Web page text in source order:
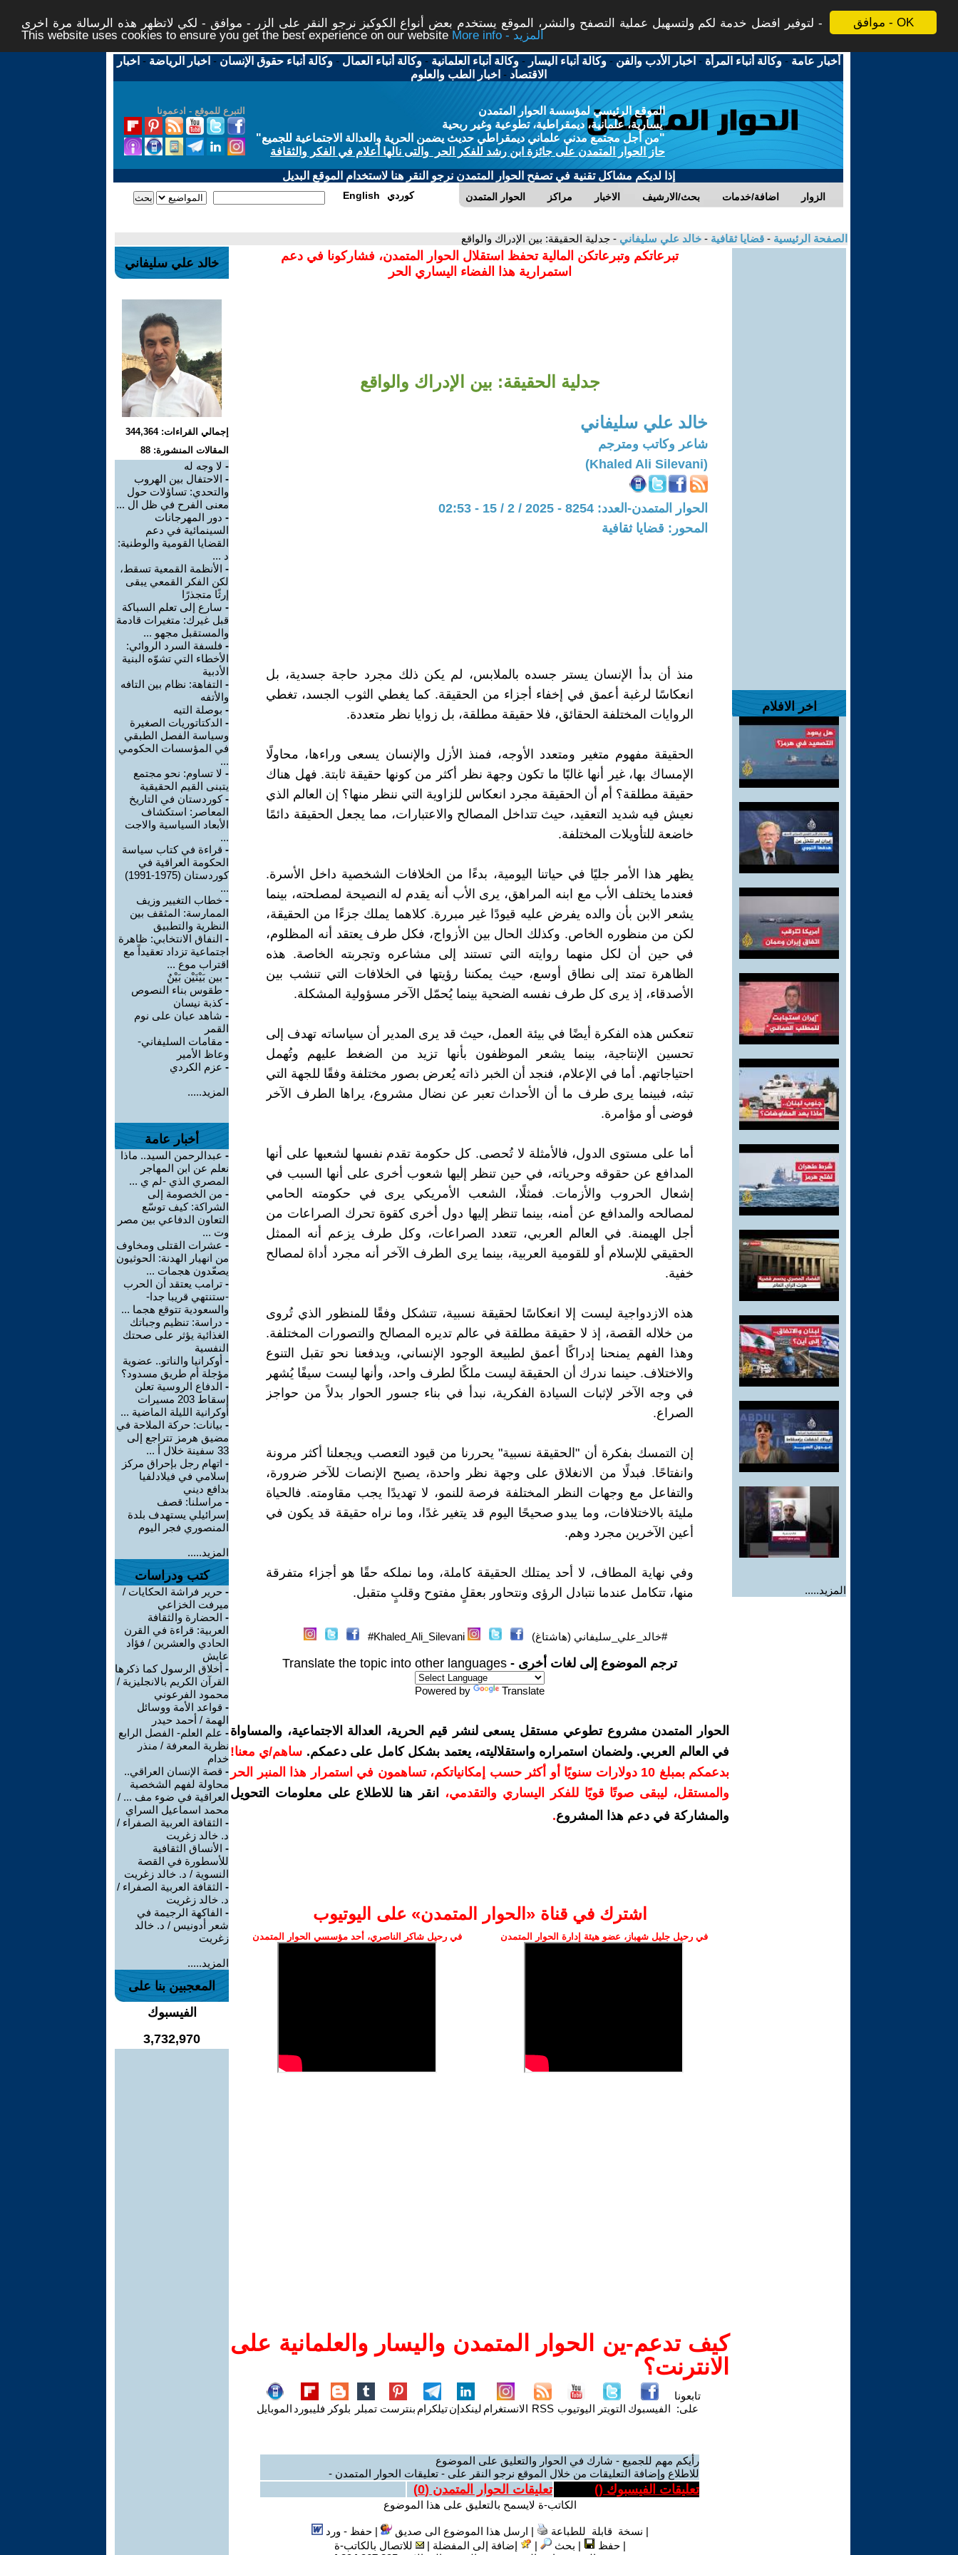
موافق - OK
لتوفير افضل خدمة لكم ولتسهيل عملية التصفح والنشر، الموقع يستخدم بعض أنواع الكوكيز نرجو النقر على الزر - موافق - لكي لاتظهر هذه الرسالة مرة اخرى -
This website uses cookies to ensure you get the best experience on our website
More info - المزيد
أخبار عامة -وكالة أنباء المرأة - اخبار الأدب والفن -وكالة أنباء اليسار -وكالة أنباء العلمانية -وكالة أنباء العمال -وكالة أنباء حقوق الإنسان - اخبار الرياضة - اخبار
الاقتصاد - اخبار الطب والعلوم
التبرع للموقع - ادعمونا
الموقع الرئيسي لمؤسسة الحوار المتمدن
يسارية، علمانية، ديمقراطية، تطوعية وغير ربحية
"من أجل مجتمع مدني علماني ديمقراطي حديث يضمن الحرية والعدالة الاجتماعية للجميع"
حاز الحوار المتمدن على جائزة ابن رشد للفكر الحر والتى نالها أعلام في الفكر والثقافة
إذا لديكم مشاكل تقنية في تصفح الحوار المتمدن نرجو النقر هنا لاستخدام الموقع البديل
الحوار المتمدن مراكز الاخبار بحث/الارشيف اضافة/خدمات الزوار English كوردي
الصفحة الرئيسية - قضايا ثقافية - خالد علي سليفاني - جدلية الحقيقة: بين الإدراك والواقع
اخر الافلام
المزيد.....
تبرعاتكم وتبرعاتكن المالية تحفظ استقلال الحوار المتمدن، فشاركونا في دعم
استمرارية هذا الفضاء اليساري الحر
جدلية الحقيقة: بين الإدراك والواقع
خالد علي سليفاني
شاعر وكاتب ومترجم
(Khaled Ali Silevani)
الحوار المتمدن-العدد: 8254 - 2025 / 2 / 15 - 02:53
المحور: قضايا ثقافية
منذ أن بدأ الإنسان يستر جسده بالملابس، لم يكن ذلك مجرد حاجة جسدية، بل
انعكاسًا لرغبة أعمق في إخفاء أجزاء من الحقيقة. كما يغطي الثوب الجسد، تغطي
الروايات المختلفة الحقائق، فلا حقيقة مطلقة، بل زوايا نظر متعددة.
الحقيقة مفهوم متغير ومتعدد الأوجه، فمنذ الأزل والإنسان يسعى وراءها، محاولًا
الإمساك بها، غير أنها غالبًا ما تكون وجهة نظر أكثر من كونها حقيقة ثابتة. فهل هناك
حقيقة مطلقة؟ أم أن الحقيقة مجرد انعكاس للزاوية التي ننظر منها؟ إن العالم الذي
نعيش فيه شديد التعقيد، حيث تتداخل المصالح والاعتبارات، مما يجعل الحقيقة دائمًا
خاضعة للتأويلات المختلفة.
يظهر هذا الأمر جليًا في حياتنا اليومية، بدءًا من الخلافات الشخصية داخل الأسرة.
فعندما يختلف الأب مع ابنه المراهق، يرى الأب أنه يقدم له النصيحة لمصلحته، بينما
يشعر الابن بأن والده يفرض عليه قيودًا غير مبررة. كلاهما يملك جزءًا من الحقيقة،
لكن من منظوره الخاص. وكذلك الحال بين الأزواج، فكل طرف يعتقد أنه المظلوم،
في حين أن لكل منهما روايته التي تستند إلى مشاعره وتجربته الخاصة. هذه
الظاهرة تمتد إلى نطاق أوسع، حيث يمكننا رؤيتها في الخلافات التي تنشب بين
الأصدقاء، إذ يرى كل طرف نفسه الضحية بينما يُحمّل الآخر مسؤولية المشكلة.
تنعكس هذه الفكرة أيضًا في بيئة العمل، حيث قد يرى المدير أن سياساته تهدف إلى
تحسين الإنتاجية، بينما يشعر الموظفون بأنها تزيد من الضغط عليهم وتُهمل
احتياجاتهم. أما في الإعلام، فنجد أن الخبر ذاته يُعرض بصور مختلفة وفقًا للجهة التي
تبثه، فبينما يرى طرف ما أن الأحداث تعبر عن نضال مشروع، يراها الطرف الآخر
فوضى أو مؤامرة.
أما على مستوى الدول، فالأمثلة لا تُحصى. كل حكومة تقدم نفسها لشعبها على أنها
المدافع عن حقوقه وحرياته، في حين تنظر إليها شعوب أخرى على أنها السبب في
إشعال الحروب والأزمات. فمثلًا، الشعب الأمريكي يرى في حكومته الحامي
لمصالحه والمدافع عن أمنه، بينما تنظر إليها دول أخرى كقوة تحرك الصراعات من
أجل الهيمنة. في العالم العربي، تتعدد الصراعات، وكل طرف يزعم أنه الممثل
الحقيقي للإسلام أو للقومية العربية، بينما يرى الطرف الآخر أنه مجرد أداة لمصالح
خفية.
هذه الازدواجية ليست إلا انعكاسًا لحقيقة نسبية، تتشكل وفقًا للمنظور الذي تُروى
من خلاله القصة، إذ لا حقيقة مطلقة في عالم تديره المصالح والتصورات المختلفة.
وهذا الفهم يمنحنا إدراكًا أعمق لطبيعة الوجود الإنساني، ويدفعنا نحو تقبل التنوع
والاختلاف. حينما ندرك أن الحقيقة ليست ملكًا لطرف واحد، وأنها ليست سيفًا يُشهر
في وجه الآخر لإثبات السيادة الفكرية، نبدأ في بناء جسور الحوار بدلاً من حواجز
الصراع.
إن التمسك بفكرة أن "الحقيقة نسبية" يحررنا من قيود التعصب ويجعلنا أكثر مرونة
وانفتاحًا. فبدلًا من الانغلاق على وجهة نظر واحدة، يصبح الإنصات للآخر ضرورة،
والتفاعل مع وجهات النظر المختلفة فرصة للنمو، لا تهديدًا يجب مقاومته. فالحياة
مليئة بالاختلافات، وما يبدو صحيحًا اليوم قد يتغير غدًا، وما نراه حقيقة قد يكون في
أعين الآخرين مجرد وهم.
وفي نهاية المطاف، لا أحد يمتلك الحقيقة كاملة، وما نملكه حقًا هو أجزاء متفرقة
منها، تتكامل عندما نتبادل الرؤى ونتحاور بعقلٍ مفتوح وقلبٍ متقبل.
#خالد_علي_سليفاني (هاشتاغ) Khaled_Ali_Silevani#
ترجم الموضوع إلى لغات أخرى - Translate the topic into other languages
Powered by Translate
الحوار المتمدن مشروع تطوعي مستقل يسعى لنشر قيم الحرية، العدالة الاجتماعية، والمساواة
في العالم العربي. ولضمان استمراره واستقلاليته، يعتمد بشكل كامل على دعمكم. ساهم/ي معنا!
بدعمكم بمبلغ 10 دولارات سنويًا أو أكثر حسب إمكانياتكم، تساهمون في استمرار هذا المنبر الحر
والمستقل، ليبقى صوتًا قويًا للفكر اليساري والتقدمي،
انقر هنا للاطلاع على معلومات التحويل
والمشاركة في دعم هذا المشروع.
اشترك في قناة ‫«الحوار المتمدن» على اليوتيوب
في رحيل جليل شهباز، عضو هيئة إدارة الحوار المتمدن في رحيل شاكر الناصري، أحد مؤسسي الحوار المتمدن
كيف تدعم-ين الحوار المتمدن واليسار والعلمانية على
الانترنت؟
تابعونا
على: الفيسبوك التويتر اليوتيوب RSS الانستغرام لينكدإنتيلكرام بنترست تمبلر بلوكر فليبورد الموبايل
رأيكم مهم للجميع - شارك في الحوار والتعليق على الموضوع
للاطلاع وإضافة التعليقات من خلال الموقع نرجو النقر على - تعليقات الحوار المتمدن -
تعليقات الفيسبوك () تعليقات الحوار المتمدن (0
)
الكاتب-ة لايسمح بالتعليق على هذا الموضوع
| نسخة قابلة للطباعة | ارسل هذا الموضوع الى صديق |حفظ - ورد
|حفظ | بحث | إضافة إلى المفضلة |
للاتصال بالكاتب-ة
خالد علي سليفاني
إجمالي القراءات: 344,364
المقالات المنشورة: 88
- لا وجه له
- الاحتفال بين الهروب
والتحدي: تساؤلات حول
معنى الفرح في ظل ال ...
- دور المهرجانات
السينمائية في دعم
القضايا القومية والوطنية:
د ...
- الأنظمة القمعية تسقط،
لكن الفكر القمعي يبقى
إرثًا متجذرًا
- سارع إلى تعلم السباكة
قبل غيرك: متغيرات قادمة
والمستقبل مجهو ...
- فلسفة السرد الروائي:
الأخطاء التي تشوّه البنية
الأدبية
- التفاهة: نظام بين التافه
والأتفه
- بوصلة التيه
- الدكتاتوريات الصغيرة
وسياسة الفصل الطبقي
في المؤسسات الحكومي
...
- لا تساوم: نحو مجتمع
يتبنى القيم الحقيقية
-كوردستان في التاريخ
المعاصر: استكشاف
الأبعاد السياسية والاجت
...
- قراءة في كتاب سياسة
الحكومة العراقية في
كوردستان (1975-1991)
...
- خطاب التغيير وزيف
الممارسة: المثقف بين
النظرية والتطبيق
- النفاق الانتخابي: ظاهرة
اجتماعية تزداد تعقيداً مع
اقتراب موع ...
- بين بَيْنَيْن بَيْنٌ
- طقوس بناء النصوص
-كذبة نيسان
- شاهد عيان على نوم
القمر
- مقامات السليفاني-
وعاظ الأمير
- عزم الكردي
المزيد.....
أخبار عامة
- عبدالرحمن السيد.. ماذا
نعلم عن ابن المهاجر
المصري الذي -لم ي ...
- من الخصومة إلى
الشراكة: كيف توسّع
التعاون الدفاعي بين مصر
وت ...
- عشرات القتلى ومخاوف
من انهيار الهدنة: الحوثيون
يصعّدون هجمات ...
- ترامب يعتقد أن الحرب
-ستنتهي قريبا جدا-
والسعودية تتوقع هجما ...
- دراسة: تنظيم وجباتك
الغذائية يؤثر على صحتك
النفسية
- أوكرانيا والناتو.. عضوية
مؤجلة أم طريق مسدود؟
- الدفاع الروسية تعلن
إسقاط 203 مسيرات
أوكرانية الليلة الماضية ...
- بيانات: حركة الملاحة في
مضيق هرمز تتراجع إلى
33 سفينة خلال أ ...
- اتهام رجل بإحراق مركز
إسلامي في فيلادلفيا
بدافع ديني
- مراسلنا: قصف
إسرائيلي يستهدف بلدة
المنصوري فجر اليوم
المزيد.....
كتب ودراسات
- حرير فراشة الحكايات /
ميرفت الخزاعي
- الحضارة والثقافة
العربية: قراءة في القرن
الحادي والعشرين / فؤاد
عايش
- أخلاق الرسول كما ذكرها
القرآن الكريم بالانجليزية /
محمود الفرعوني
- قواعد الأمة ووسائل
الهمة / أحمد حيدر
- علم العلم- الفصل الرابع
نظرية المعرفة / منذر
خدام
- قصة الإنسان العراقي..
محاولة لفهم الشخصية
العراقية في ضوء مف ... /
محمد اسماعيل السراي
- الثقافة العربية الصفراء /
د. خالد زغريت
- الأنساق الثقافية
للأسطورة في القصة
النسوية / د. خالد زغريت
- الثقافة العربية الصفراء /
د. خالد زغريت
- الفاكهة الرجيمة في
شعر أدونيس / د. خالد
زغريت
المزيد.....
المعجبين بنا على
الفيسبوك
3,732,970